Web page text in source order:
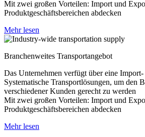
Mit zwei großen Vorteilen: Import und
Produktgeschäftsbereichen abdecken
Mehr lesen
Branchenweites Transportangebot
Das Unternehmen verfügt über eine
Systematische Transportlösungen, um den
verschiedener Kunden gerecht zu werden
Mit zwei großen Vorteilen: Import und
Produktgeschäftsbereichen abdecken
Mehr lesen